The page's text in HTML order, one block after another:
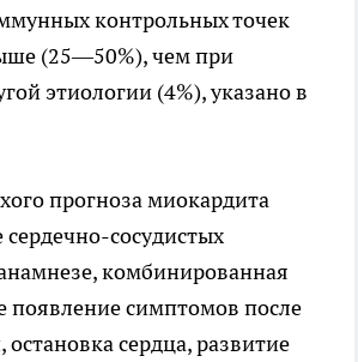
контрольных точек
(25—50%), чем при
этиологии (4%), указано в
прогноза миокардита
сосудистых
комбинированная
появление симптомов после
остановка сердца, развитие